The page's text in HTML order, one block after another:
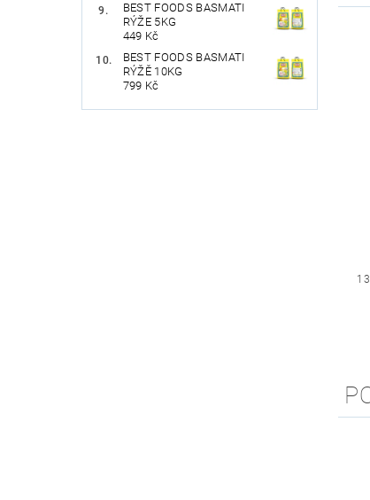
BEST FOODS BASMATI
RÝŽE 5KG
449 Kč
BEST FOODS BASMATI
RÝŽĚ 10KG
799 Kč